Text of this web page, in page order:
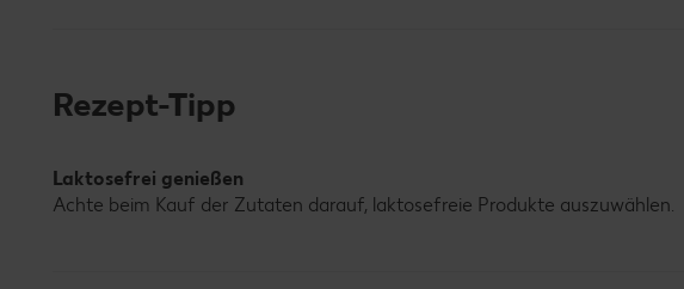
Rezept-Tipp
Laktosefrei genießen
Achte beim Kauf der Zutaten darauf, laktosefreie Produkte auszuwählen.